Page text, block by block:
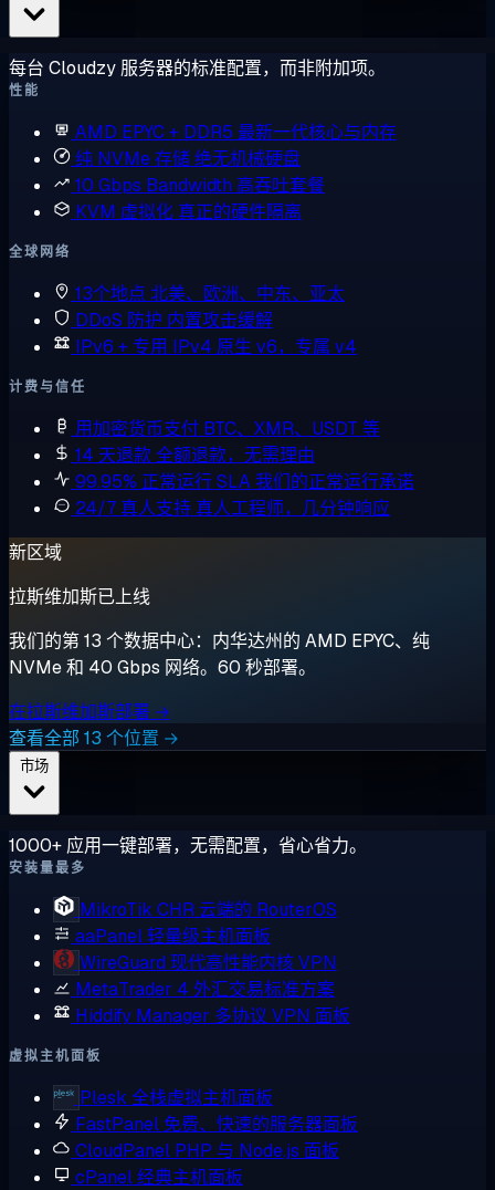
每台 Cloudzy 服务器的标准配置，而非附加项。
性能
AMD EPYC + DDR5 最新一代核心与内存
纯 NVMe 存储绝无机械硬盘
10 Gbps Bandwidth 高吞吐套餐
KVM 虚拟化 真正的硬件隔离
全球网络
13个地点 北美、欧洲、中东、亚太
DDoS 防护 内置攻击缓解
IPv6 + 专用 IPv4 原生 v6，专属 v4
计费与信任
用加密货币支付 BTC、XMR、USDT 等
14 天退款全额退款，无需理由
99.95% 正常运行 SLA我们的正常运行承诺
24/7 真人支持 真人工程师，几分钟响应
新区域
拉斯维加斯已上线
我们的第 13 个数据中心：内华达州的 AMD EPYC、纯
NVMe 和 40 Gbps 网络。60 秒部署。
在拉斯维加斯部署 →
查看全部 13 个位置 →
1000+ 应用一键部署，无需配置，省心省力。
安装量最多
MikroTik CHR 云端的 RouterOS
aaPanel轻量级主机面板
WireGuard 现代高性能内核 VPN
MetaTrader 4 外汇交易标准方案
Hiddify Manager 多协议 VPN 面板
虚拟主机面板
Plesk 全栈虚拟主机面板
FastPanel 免费、快速的服务器面板
CloudPanel PHP 与 Node.js 面板
cPanel经典主机面板